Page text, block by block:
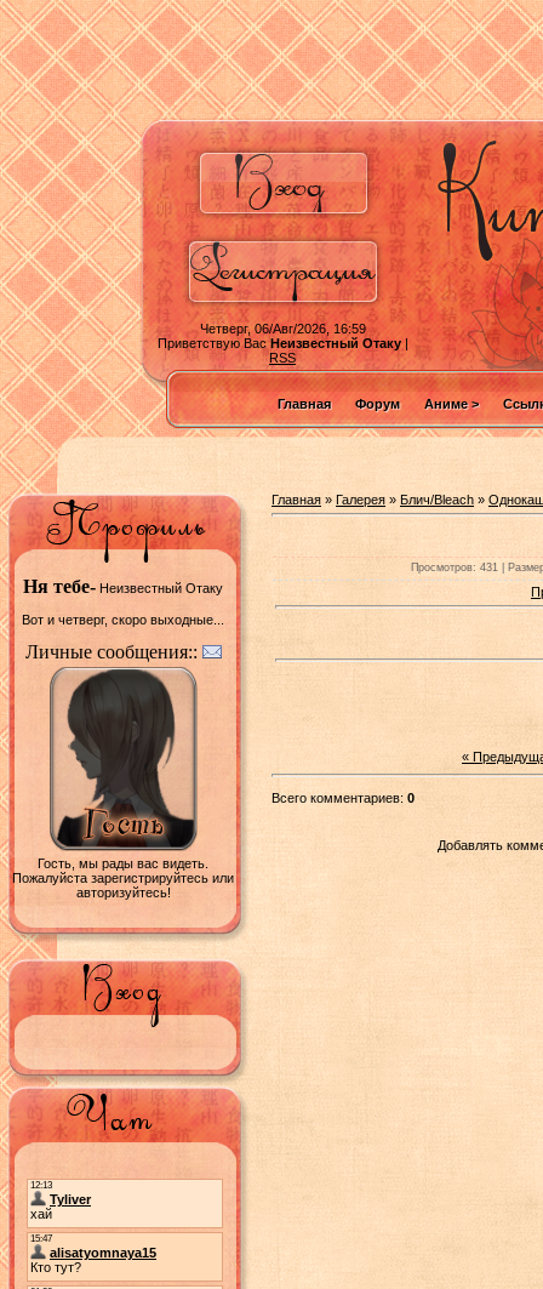
Четверг, 06/Авг/2026, 16:59
Приветствую ВасНеизвестный Отаку|
RSS
Главная Форум Аниме >
Ня тебе- Неизвестный Отаку
Вот и четверг, скоро выходные...
Личные сообщения::
Гость, мы рады вас видеть.
Пожалуйста зарегистрируйтесь или
авторизуйтесь!
Главная » Галерея » Блич/Bleach »
Просмотров: 431 |
«
Всего комментариев: 0
Добавлять